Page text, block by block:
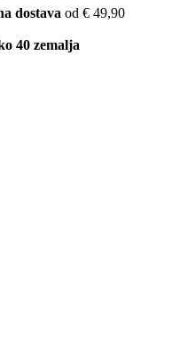
dostava od € 49,90
40 zemalja